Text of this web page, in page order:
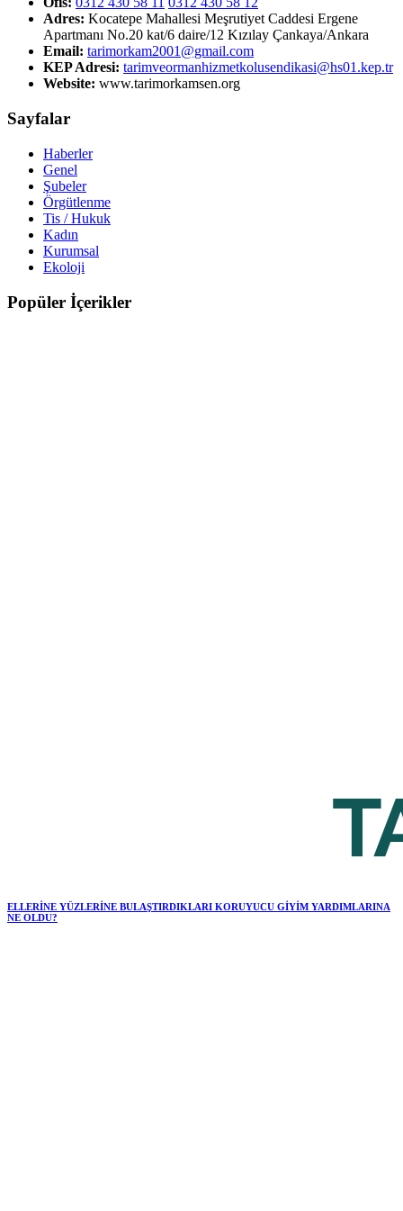
Adres: Kocatepe Mahallesi Meşrutiyet Caddesi Ergene
Apartmanı No.20 kat/6 daire/12 Kızılay Çankaya/Ankara
Email: tarimorkam2001@gmail.com
KEP Adresi: tarimveormanhizmetkolusendikasi@hs01.kep.tr
Website: www.tarimorkamsen.org
Sayfalar
Haberler
Genel
Şubeler
Örgütlenme
Tis / Hukuk
Kadın
Kurumsal
Ekoloji
Popüler İçerikler
ELLERİNE YÜZLERİNE BULAŞTIRDIKLARI KORUYUCU GİYİM YARDIMLARINA
NE OLDU?